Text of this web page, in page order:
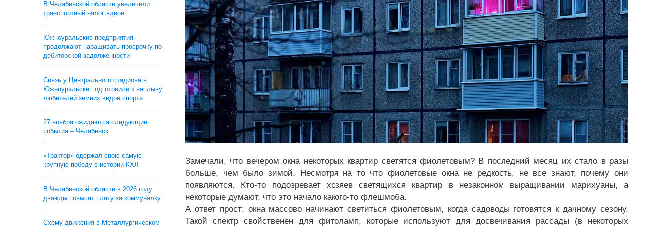
В Челябинской области увеличили
транспортный налог вдвое
Южноуральские предприятия
продолжают наращивать просрочку по
дебиторской задолженности
Связь у Центрального стадиона в
Южноуральске подготовили к наплыву
любителей зимних видов спорта
27 ноября ожидаются следующие
события – Челябинск
«Трактор» одержал свою самую
крупную победу в истории КХЛ
В Челябинской области в 2026 году
дважды повысят плату за коммуналку
Схему движения в Металлургическом
Замечали, что вечером окна некоторых квартир светятся фиолетовым? В последний месяц их стало в разы
больше, чем было зимой. Несмотря на то что фиолетовые окна не редкость, не все знают, почему они
появляются. Кто-то подозревает хозяев светящихся квартир в незаконном выращивании марихуаны, а
некоторые думают, что это начало какого-то флешмоба.
А ответ прост: окна массово начинают светиться фиолетовым, когда садоводы готовятся к дачному сезону.
Такой спектр свойственен для фитоламп, которые используют для досвечивания рассады (в некоторых